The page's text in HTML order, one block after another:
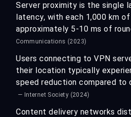
Server proximity is the single
latency, with each 1,000 km
approximately 5-10 ms of
Communications (2023)
Users connecting to VPN
their location typically
speed reduction compared to
— Internet Society (2024)
Content delivery networks